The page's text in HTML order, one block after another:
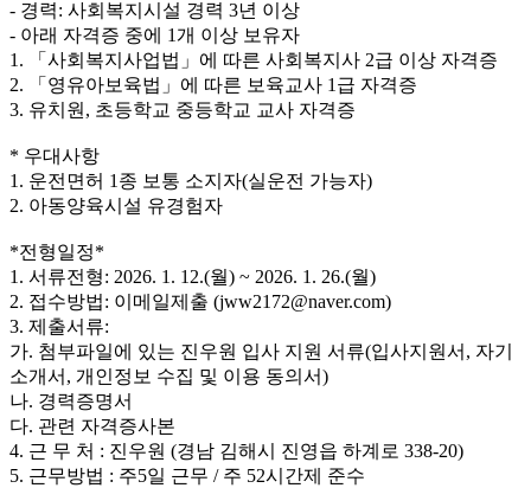
- 경력: 사회복지시설 경력 3년 이상
- 아래 자격증 중에 1개 이상 보유자
1. 「사회복지사업법」에 따른 사회복지사 2급 이상 자격증
2. 「영유아보육법」에 따른 보육교사 1급 자격증
3. 유치원, 초등학교 중등학교 교사 자격증
* 우대사항
1. 운전면허 1종 보통 소지자(실운전 가능자)
2. 아동양육시설 유경험자
*전형일정*
1. 서류전형: 2026. 1. 12.(월) ~ 2026. 1. 26.(월)
2. 접수방법: 이메일제출 (jww2172@naver.com)
3. 제출서류:
가. 첨부파일에 있는 진우원 입사 지원 서류(입사지원서, 자기
소개서, 개인정보 수집 및 이용 동의서)
나. 경력증명서
다. 관련 자격증사본
4. 근 무 처 : 진우원 (경남 김해시 진영읍 하계로 338-20)
5. 근무방법 : 주5일 근무 / 주 52시간제 준수